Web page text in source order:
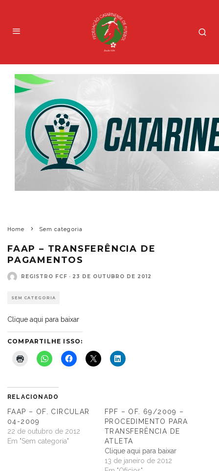
Home Sem categoria
FAAP – TRANSFERÊNCIA DE
PAGAMENTOS
REGISTRO FCF · 23 DE OUTUBRO DE 2012
SEM CATEGORIA
Clique aqui para baixar
COMPARTILHE ISSO:
RELACIONADO
FAAP – OF. CIRCULAR
04-2009
22 de outubro de 2012
Em "Sem categoria"
FPF – OF. 69/2009 –
PROCEDIMENTO PARA
TRANSFERÊNCIA DE
ATLETA
Clique aqui para baixar
13 de janeiro de 2012